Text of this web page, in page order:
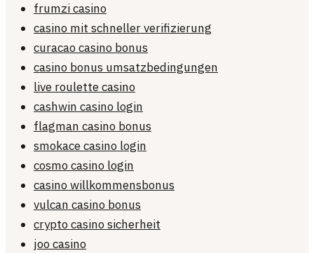
frumzi casino
casino mit schneller verifizierung
curacao casino bonus
casino bonus umsatzbedingungen
live roulette casino
cashwin casino login
flagman casino bonus
smokace casino login
cosmo casino login
casino willkommensbonus
vulcan casino bonus
crypto casino sicherheit
joo casino